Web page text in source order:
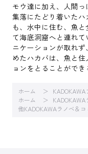
モウ達に加え、人間
集落にたどり着いた
も、水中に住む、魚
て海底洞窟へと連れ
ニケーションが取れ
めたハカバは、魚と
ョンをとることがで
ホーム
ホーム
他KADOKAWAラノベ＆